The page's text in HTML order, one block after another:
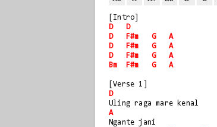
[Intro]
D
D
D
F#m G
A
D
F#m G
A
D
F#m G
A
Bm
F#m G A
[Verse 1]
D
Uling raga mare kenal
A
Ngante jani